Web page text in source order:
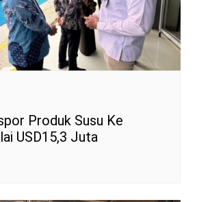
Produk Susu Ke
USD15,3 Juta